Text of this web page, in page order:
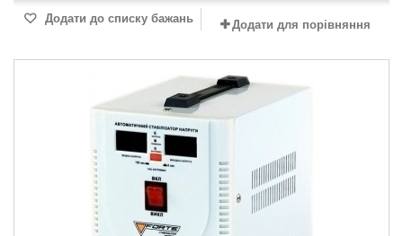
Додати до списку бажань Додати для порівняння